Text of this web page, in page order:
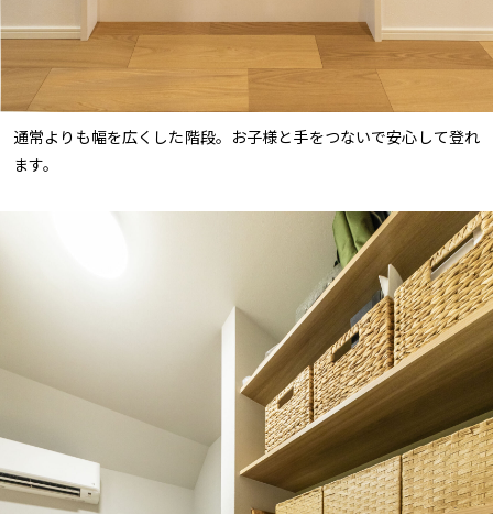
通常よりも幅を広くした階段。お子様と手をつないで安心して登れ
ます。